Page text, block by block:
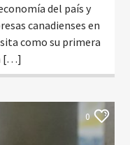
del país y
canadienses en
como su primera
[…]
0